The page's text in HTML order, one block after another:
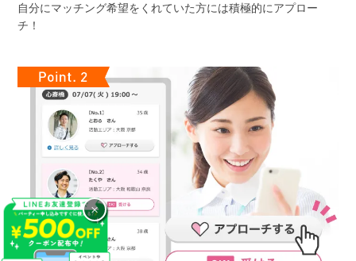
自分にマッチング希望をくれていた方には積極的にアプロー
チ！
×